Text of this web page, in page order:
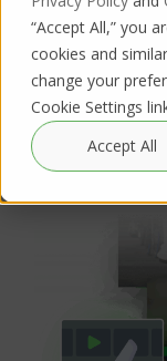
“Accept All,” you
cookies and
change your
Cookie Settings
Accept All